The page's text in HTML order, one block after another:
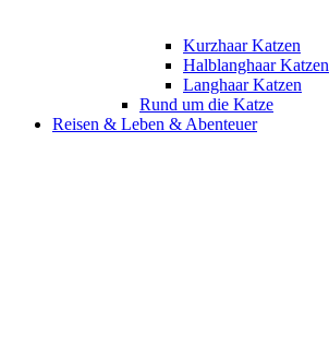
Kurzhaar Katzen
Halblanghaar Katzen
Langhaar Katzen
Rund um die Katze
Reisen & Leben & Abenteuer